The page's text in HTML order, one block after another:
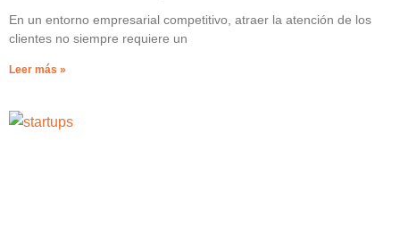
En un entorno empresarial competitivo, atraer la atención de los
clientes no siempre requiere un
Leer más »